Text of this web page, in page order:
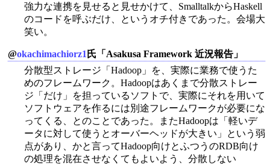
強力な連携を見せると見せかけて、SmalltalkからHaskell
のコードを呼ぶだけ、というオチ付きであった。会場大
笑い。
@okachimachiorz1 氏「Asakusa Framework 近況報告」
分散型ストレージ「Hadoop」を、実際に業務で使うた
めのフレームワーク。Hadoopはあくまで分散ストレー
ジ「だけ」を担っているソフトで、実際にそれを用いて
ソフトウェアを作るには別途フレームワークが必要にな
ってくる、とのことであった。またHadoopは「軽いデ
ータに対して使うとオーバーヘッドが大きい」という弱
点があり、かと言ってHadoop向けとふつうのRDB向け
の処理を混在させなくてもよいよう、分散しない